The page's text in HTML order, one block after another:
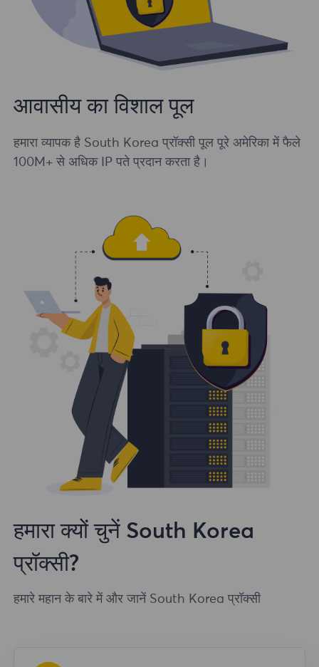
आवासीय का विशाल पूल
हमारा व्यापक है South Korea प्रॉक्सी पूल पूरे अमेरिका में फैले
100M+ से अधिक IP पते प्रदान करता है।
हमारा क्यों चुनें South Korea
प्रॉक्सी?
हमारे महान के बारे में और जानें South Korea प्रॉक्सी